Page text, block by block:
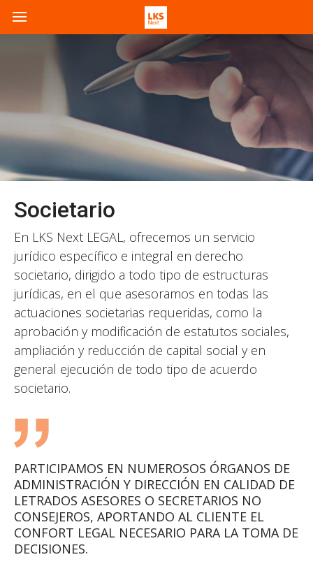
Societario
En LKS Next LEGAL, ofrecemos un servicio
jurídico específico e integral en derecho
societario, dirigido a todo tipo de estructuras
jurídicas, en el que asesoramos en todas las
actuaciones societarias requeridas, como la
aprobación y modificación de estatutos sociales,
ampliación y reducción de capital social y en
general ejecución de todo tipo de acuerdo
societario.
PARTICIPAMOS EN NUMEROSOS ÓRGANOS DE
ADMINISTRACIÓN Y DIRECCIÓN EN CALIDAD DE
LETRADOS ASESORES O SECRETARIOS NO
CONSEJEROS, APORTANDO AL CLIENTE EL
CONFORT LEGAL NECESARIO PARA LA TOMA DE
DECISIONES.